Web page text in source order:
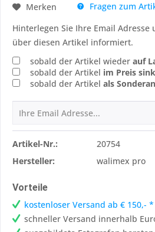
Merken
Fragen zum
Hinterlegen Sie Ihre Email Adresse
über diesen Artikel informiert.
sobald der Artikel wieder auf
sobald der Artikel im Preis
sobald der Artikel als
Artikel-Nr.:
20754
Hersteller:
walimex pro
Vorteile
kostenloser Versand ab € 150,- *
schneller Versand innerhalb